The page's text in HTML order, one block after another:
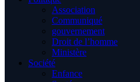
Association
Communiqué
gouvernement
Droit de l’homme
Ministère
Société
Enfance